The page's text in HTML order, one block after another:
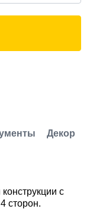
Декор
с
сторон.